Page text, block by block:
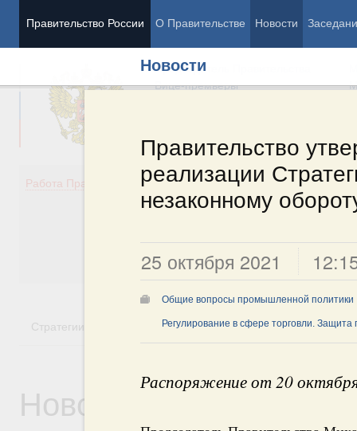
Правительство России О Правительстве Новости
Новости
Правительство
реализации
незаконному
25 октября 2021
Общие вопросы промышленной политики
Регулирование в сфере торговли. Защита
Распоряжение от 20
Председатель Правительства
Вице-премьеры
Работа Правительства
Демография
Здоровье
Образование
Государство
Стратегии Государственные программы
Новости